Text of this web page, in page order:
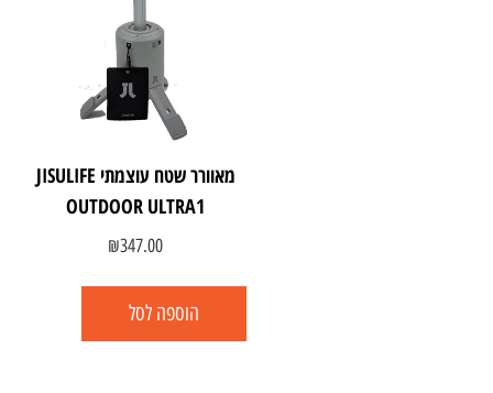
מאוורר שטח עוצמתי JISULIFE
OUTDOOR ULTRA1
₪347.00
הוספה לסל